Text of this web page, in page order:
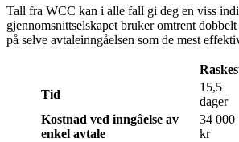
Tall fra WCC kan i alle fall gi deg en viss
gjennomsnittselskapet bruker omtrent
på selve avtaleinngåelsen som de mest
Tid
15,5
dager
Kostnad ved inngåelse av
enkel avtale
34 000
kr